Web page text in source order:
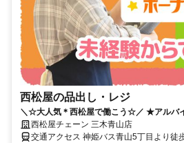
西松屋の品出し・レジ
＼☆大人気＊西松屋で働こう☆／ ★アルバ
★時間固定だから私生活と両立OK 西松屋チ
西松屋チェーン 三木青山店
交通アクセス 神姫バス青山5丁目より徒歩5分 ＊車通勤OK